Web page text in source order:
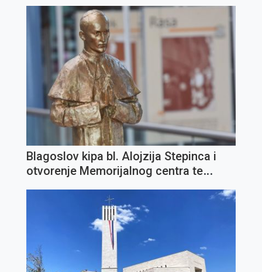
Blagoslov kipa bl. Alojzija Stepinca i
otvorenje Memorijalnog centra te